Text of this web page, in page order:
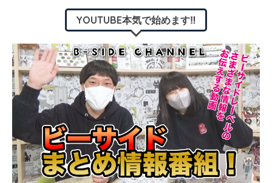
YOUTUBE本気で始めます‼︎